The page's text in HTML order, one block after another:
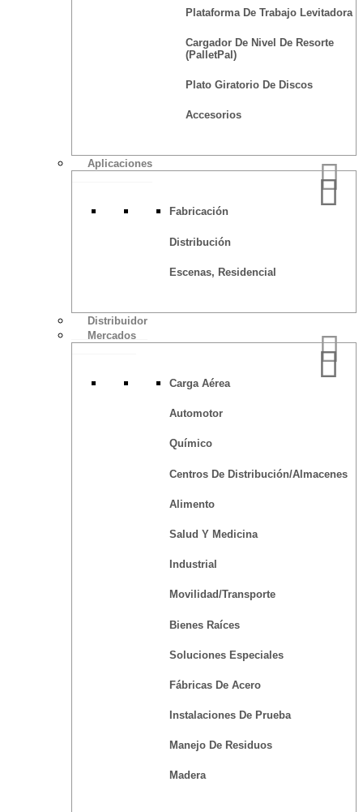
Plataforma De Trabajo Levitadora
Cargador De Nivel De Resorte
(PalletPal)
Plato Giratorio De Discos
Accesorios
Aplicaciones
Fabricación
Distribución
Escenas, Residencial
Distribuidor
Mercados
Carga Aérea
Automotor
Químico
Centros De Distribución/Almacenes
Alimento
Salud Y Medicina
Industrial
Movilidad/Transporte
Bienes Raíces
Soluciones Especiales
Fábricas De Acero
Instalaciones De Prueba
Manejo De Residuos
Madera